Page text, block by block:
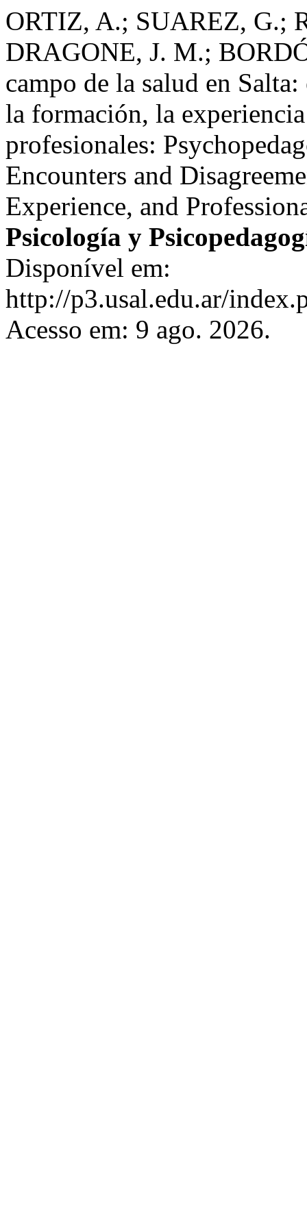
ORTIZ, A.; SUAREZ, G.;
DRAGONE, J. M.;
campo de la salud en
la formación, la
profesionales:
Encounters and
Experience, and
Psicología y
Disponível em:
http://p3.usal.edu.ar/
Acesso em: 9 ago. 2026.